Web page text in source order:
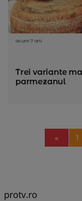
acum 7 ani
Trei variante
parmezanul
« 1
protv.ro